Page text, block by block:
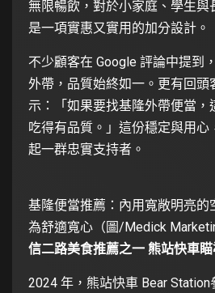
無限暢飲，對於小家庭、學生與
是一項實惠又實用的加分設計。
不少顧客在 Google 評論中提到
外帶，品質始終如一。更有回頭
示：「如果要找基隆外帶便當，
吃得有品質。」這份穩定與用心
起一群忠實支持者。
基隆便當推薦：內用寬敞明亮的
為舒適寬心（圖/Medick
信二路美食推薦之一 熊站快車
2024 年，熊站快車 Bear